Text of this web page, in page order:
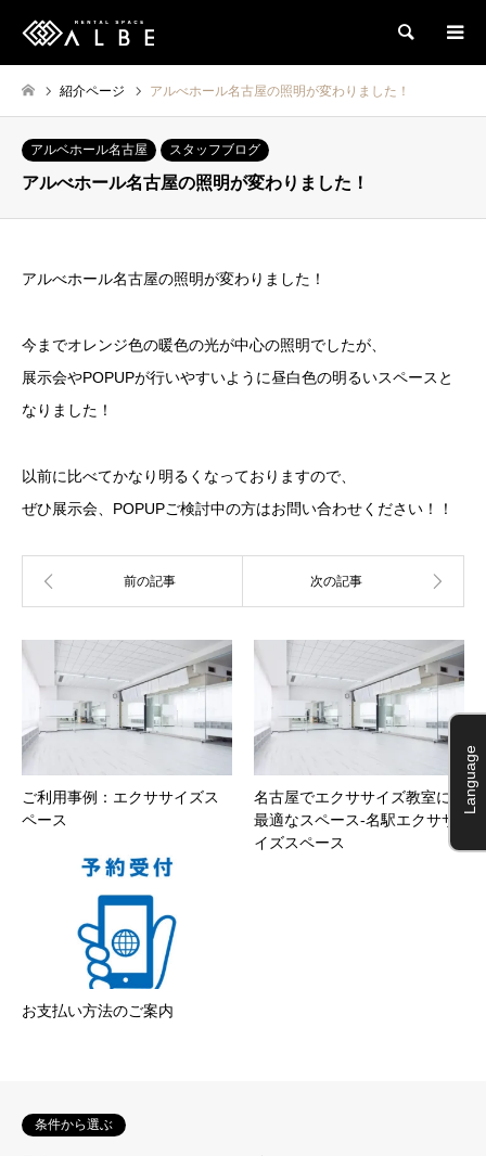
検索
紹介ページ アルべホール名古屋の照明が変わりました！
アルベホール名古屋 スタッフブログ
アルべホール名古屋の照明が変わりました！
アルべホール名古屋の照明が変わりました！
今までオレンジ色の暖色の光が中心の照明でしたが、
展示会やPOPUPが行いやすいように昼白色の明るいスペースと
なりました！
以前に比べてかなり明るくなっておりますので、
ぜひ展示会、POPUPご検討中の方はお問い合わせください！！
ご利用事例：エクササイズス
ペース
名古屋でエクササイズ教室に
最適なスペース-名駅エクササ
イズスペース
お支払い方法のご案内
条件から選ぶ
Language